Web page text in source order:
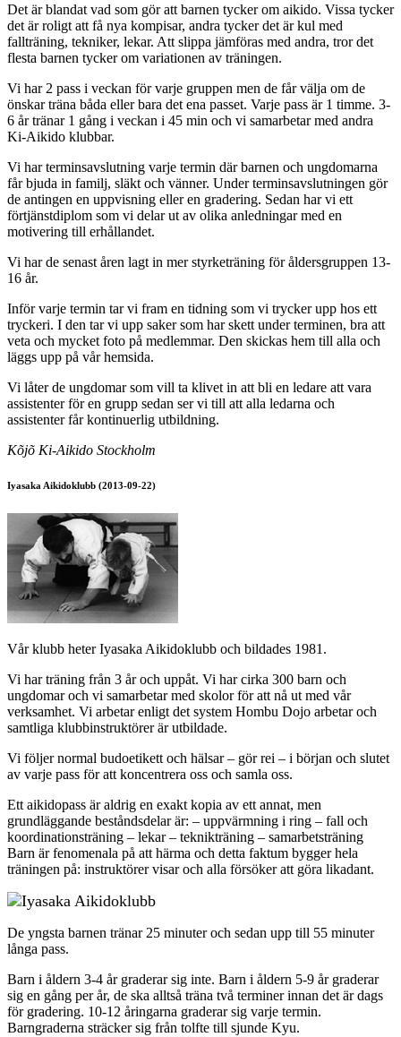
Det är blandat vad som gör att barnen tycker om aikido. Vissa tycker
det är roligt att få nya kompisar, andra tycker det är kul med
fallträning, tekniker, lekar. Att slippa jämföras med andra, tror det
flesta barnen tycker om variationen av träningen.
Vi har 2 pass i veckan för varje gruppen men de får välja om de
önskar träna båda eller bara det ena passet. Varje pass är 1 timme. 3-
6 år tränar 1 gång i veckan i 45 min och vi samarbetar med andra
Ki-Aikido klubbar.
Vi har terminsavslutning varje termin där barnen och ungdomarna
får bjuda in familj, släkt och vänner. Under terminsavslutningen gör
de antingen en uppvisning eller en gradering. Sedan har vi ett
förtjänstdiplom som vi delar ut av olika anledningar med en
motivering till erhållandet.
Vi har de senast åren lagt in mer styrketräning för åldersgruppen 13-
16 år.
Inför varje termin tar vi fram en tidning som vi trycker upp hos ett
tryckeri. I den tar vi upp saker som har skett under terminen, bra att
veta och mycket foto på medlemmar. Den skickas hem till alla och
läggs upp på vår hemsida.
Vi låter de ungdomar som vill ta klivet in att bli en ledare att vara
assistenter för en grupp sedan ser vi till att alla ledarna och
assistenter får kontinuerlig utbildning.
Kõjõ Ki-Aikido Stockholm
Iyasaka Aikidoklubb (2013-09-22)
Vår klubb heter Iyasaka Aikidoklubb och bildades 1981.
Vi har träning från 3 år och uppåt. Vi har cirka 300 barn och
ungdomar och vi samarbetar med skolor för att nå ut med vår
verksamhet. Vi arbetar enligt det system Hombu Dojo arbetar och
samtliga klubbinstruktörer är utbildade.
Vi följer normal budoetikett och hälsar – gör rei – i början och slutet
av varje pass för att koncentrera oss och samla oss.
Ett aikidopass är aldrig en exakt kopia av ett annat, men
grundläggande beståndsdelar är: – uppvärmning i ring – fall och
koordinationsträning – lekar – teknikträning – samarbetsträning
Barn är fenomenala på att härma och detta faktum bygger hela
träningen på: instruktörer visar och alla försöker att göra likadant.
De yngsta barnen tränar 25 minuter och sedan upp till 55 minuter
långa pass.
Barn i åldern 3-4 år graderar sig inte. Barn i åldern 5-9 år graderar
sig en gång per år, de ska alltså träna två terminer innan det är dags
för gradering. 10-12 åringarna graderar sig varje termin.
Barngraderna sträcker sig från tolfte till sjunde Kyu.